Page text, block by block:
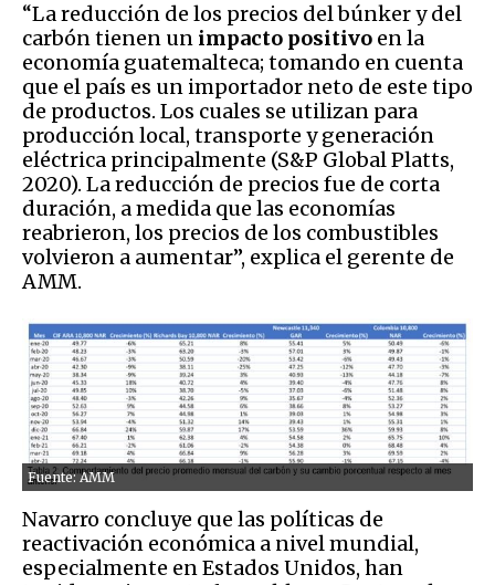
“La reducción de los precios del búnker y del
carbón tienen un impacto positivo en la
economía guatemalteca; tomando en cuenta
que el país es un importador neto de este tipo
de productos. Los cuales se utilizan para
producción local, transporte y generación
eléctrica principalmente (S&P Global Platts,
2020). La reducción de precios fue de corta
duración, a medida que las economías
reabrieron, los precios de los combustibles
volvieron a aumentar”, explica el gerente de
AMM.
Fuente: AMM
Navarro concluye que las políticas de
reactivación económica a nivel mundial,
especialmente en Estados Unidos, han